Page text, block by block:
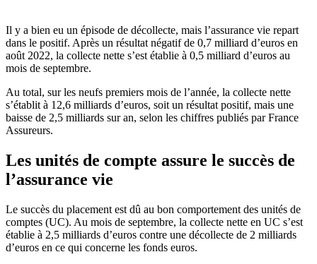
Il y a bien eu un épisode de décollecte, mais l’assurance vie repart
dans le positif. Après un résultat négatif de 0,7 milliard d’euros en
août 2022, la collecte nette s’est établie à 0,5 milliard d’euros au
mois de septembre.
Au total, sur les neufs premiers mois de l’année, la collecte nette
s’établit à 12,6 milliards d’euros, soit un résultat positif, mais une
baisse de 2,5 milliards sur an, selon les chiffres publiés par France
Assureurs.
Les unités de compte assure le succès de
l’assurance vie
Le succès du placement est dû au bon comportement des unités de
comptes (UC). Au mois de septembre, la collecte nette en UC s’est
établie à 2,5 milliards d’euros contre une décollecte de 2 milliards
d’euros en ce qui concerne les fonds euros.